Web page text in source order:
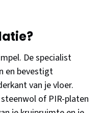
De specialist
en bevestigt
van je vloer.
of PIR-platen